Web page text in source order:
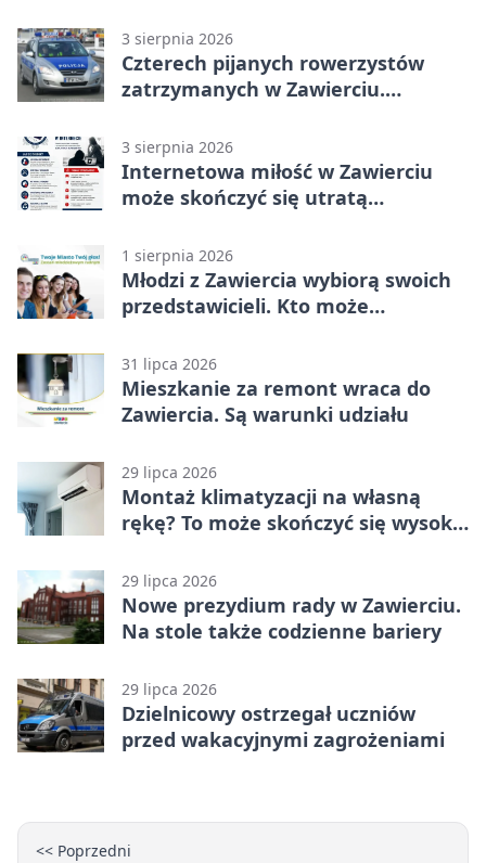
3 sierpnia 2026
Czterech pijanych rowerzystów
zatrzymanych w Zawierciu.
3 sierpnia 2026
Internetowa miłość w Zawierciu
może skończyć się utratą
1 sierpnia 2026
Młodzi z Zawiercia wybiorą swoich
przedstawicieli. Kto może
31 lipca 2026
Mieszkanie za remont wraca do
Zawiercia. Są warunki udziału
29 lipca 2026
Montaż klimatyzacji na własną
rękę? To może skończyć się wysoką
29 lipca 2026
Nowe prezydium rady w Zawierciu.
Na stole także codzienne bariery
29 lipca 2026
Dzielnicowy ostrzegał uczniów
przed wakacyjnymi zagrożeniami
<< Poprzedni